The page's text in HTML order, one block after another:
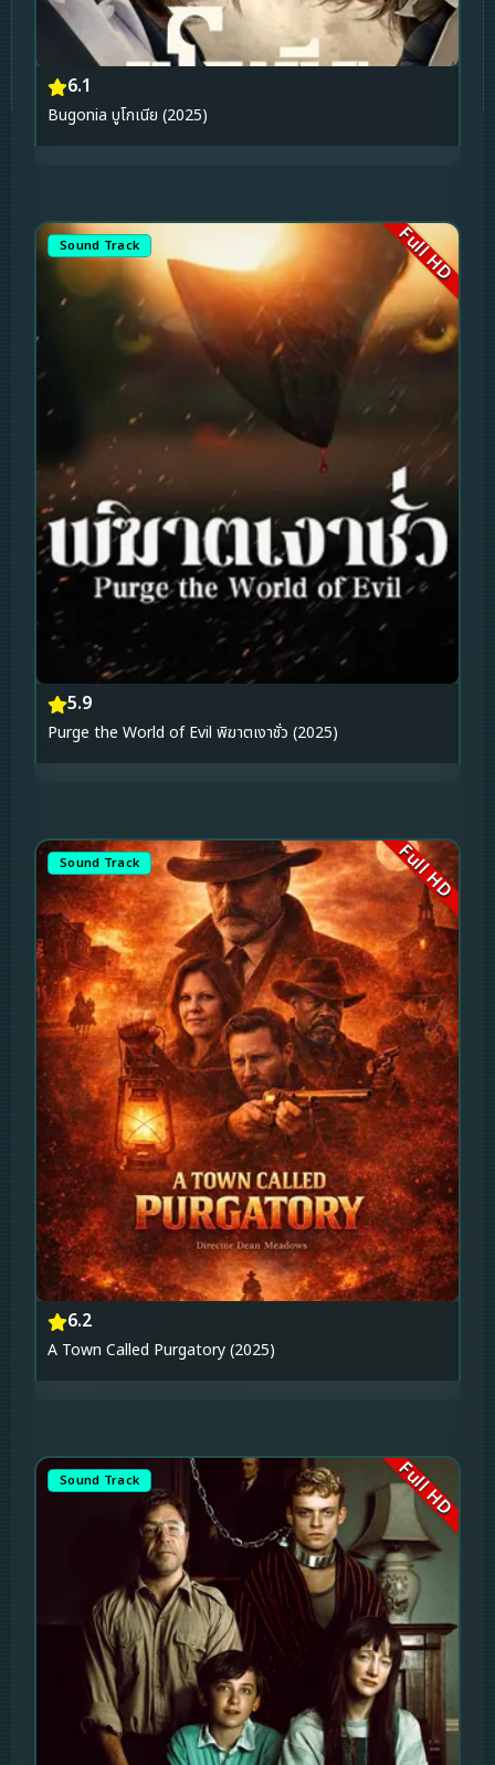
6.1
Bugonia บูโกเนีย (2025)
Sound Track Full HD
5.9
Purge the World of Evil พิฆาตเงาชั่ว (2025)
Sound Track Full HD
6.2
A Town Called Purgatory (2025)
Sound Track Full HD